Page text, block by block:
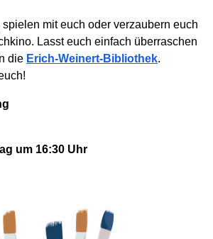
mit euch oder verzaubern euch
Lasst euch einfach überraschen
die Erich-Weinert-Bibliothek.
um 16:30 Uhr